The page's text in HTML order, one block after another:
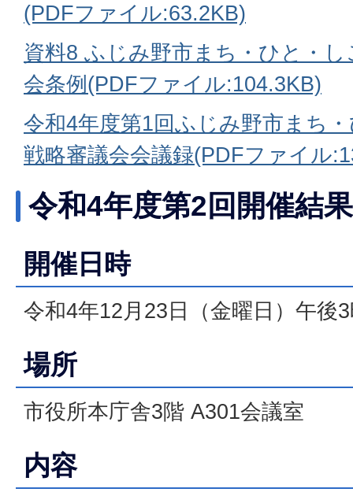
(PDFファイル:63.2KB)
資料8 ふじみ野市まち・ひと・
会条例(PDFファイル:104.3KB)
令和4年度第1回ふじみ野市まち
戦略審議会会議録(PDFファイル
令和4年度第2回開催結果
開催日時
令和4年12月23日（金曜日）午後
場所
市役所本庁舎3階 A301会議室
内容